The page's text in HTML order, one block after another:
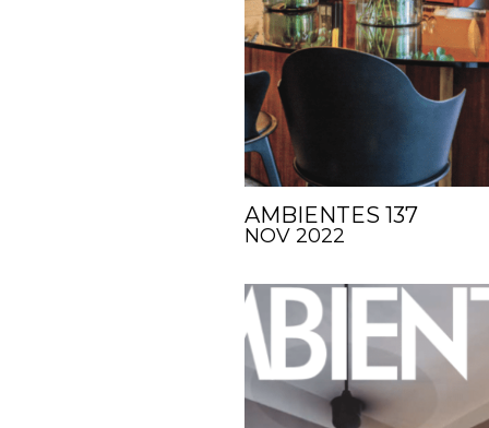
AMBIENTES 137
NOV 2022